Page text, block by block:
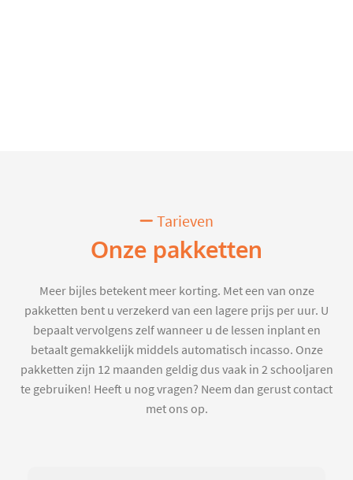
Tarieven
Onze pakketten
Meer bijles betekent meer korting. Met een van onze
pakketten bent u verzekerd van een lagere prijs per uur. U
bepaalt vervolgens zelf wanneer u de lessen inplant en
betaalt gemakkelijk middels automatisch incasso. Onze
pakketten zijn 12 maanden geldig dus vaak in 2 schooljaren
te gebruiken! Heeft u nog vragen? Neem dan gerust contact
met ons op.